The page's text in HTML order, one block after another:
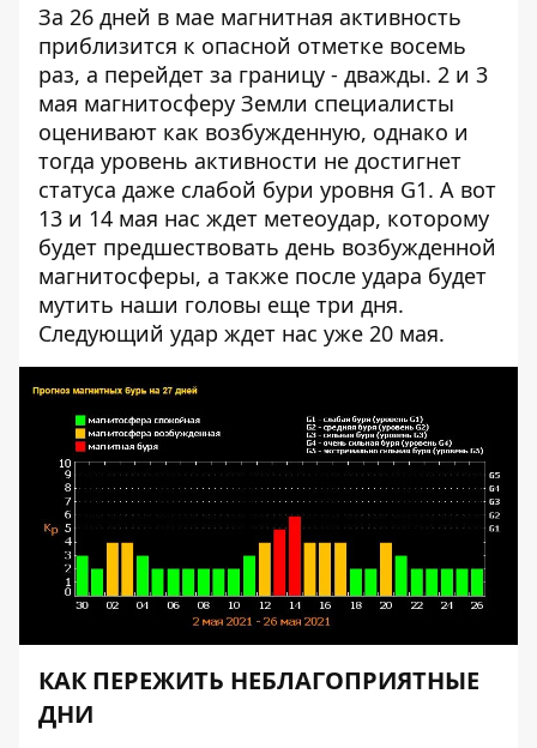
За 26 дней в мае магнитная активность
приблизится к опасной отметке восемь
раз, а перейдет за границу - дважды. 2 и 3
мая магнитосферу Земли специалисты
оценивают как возбужденную, однако и
тогда уровень активности не достигнет
статуса даже слабой бури уровня G1. А вот
13 и 14 мая нас ждет метеоудар, которому
будет предшествовать день возбужденной
магнитосферы, а также после удара будет
мутить наши головы еще три дня.
Следующий удар ждет нас уже 20 мая.
КАК ПЕРЕЖИТЬ НЕБЛАГОПРИЯТНЫЕ
ДНИ